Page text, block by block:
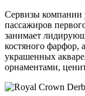
Сервизы компании
пассажиров
занимает
костяного фарфор,
украшенных
орнаментами,